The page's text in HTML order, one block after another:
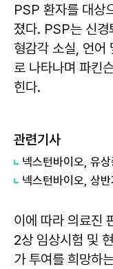
PSP 환자를 대상
졌다. PSP는 신경
형감각 소실, 언어
로 나타나며 파킨
힌다.
관련기사
이에 따라 의료진
2상 임상시험 및
가 투여를 희망하